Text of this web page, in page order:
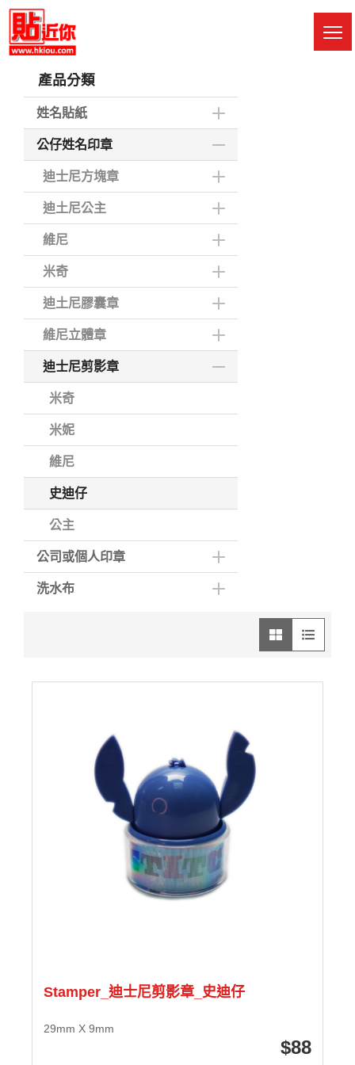
Skip
main
產品分類
姓名貼紙
公仔姓名印章
迪士尼方塊章
迪土尼公主
維尼
米奇
迪土尼膠囊章
維尼立體章
迪士尼剪影章
米奇
米妮
維尼
史迪仔
公主
公司或個人印章
洗水布
圖像模式 列表模式
Stamper_迪士尼剪影章_史迪仔
29mm X 9mm
88